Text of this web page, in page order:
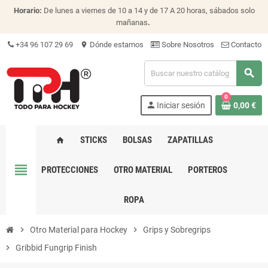
Horario: De lunes a viernes de 10 a 14 y de 17 A 20 horas, sábados solo
mañanas.
+34 96 107 29 69 location_on Dónde estamos Sobre Nosotros Contacto
search
person Iniciar sesión
0
0,00 €
view_headline
home STICKS BOLSAS ZAPATILLAS
PROTECCIONES OTRO MATERIAL PORTEROS
ROPA
chevron_right Otro Material para Hockey chevron_right
Grips y Sobregrips
chevron_right
Gribbid Fungrip Finish